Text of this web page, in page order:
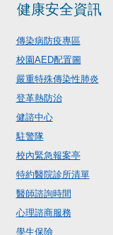
健康安全資訊
傳染病防疫專區
校園AED配置圖
嚴重特殊傳染性肺炎
登革熱防治
健諮中心
駐警隊
校內緊急報案亭
特約醫院診所清單
醫師諮詢時間
心理諮商服務
學生保險